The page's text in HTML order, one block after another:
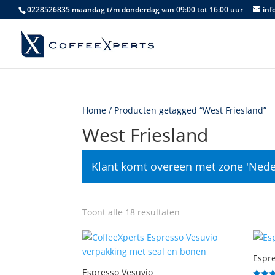
0228526835 maandag t/m donderdag van 09:00 tot 16:00 uur
Home / Producten getagged “West Friesland”
West Friesland
Klant komt overeen met zone
Toont alle 18 resultaten
populariteit
Espresso Vesuvio